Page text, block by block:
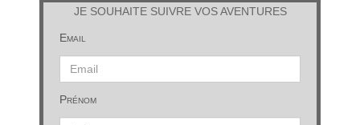
JE SOUHAITE SUIVRE VOS AVENTURES
Email
Prénom